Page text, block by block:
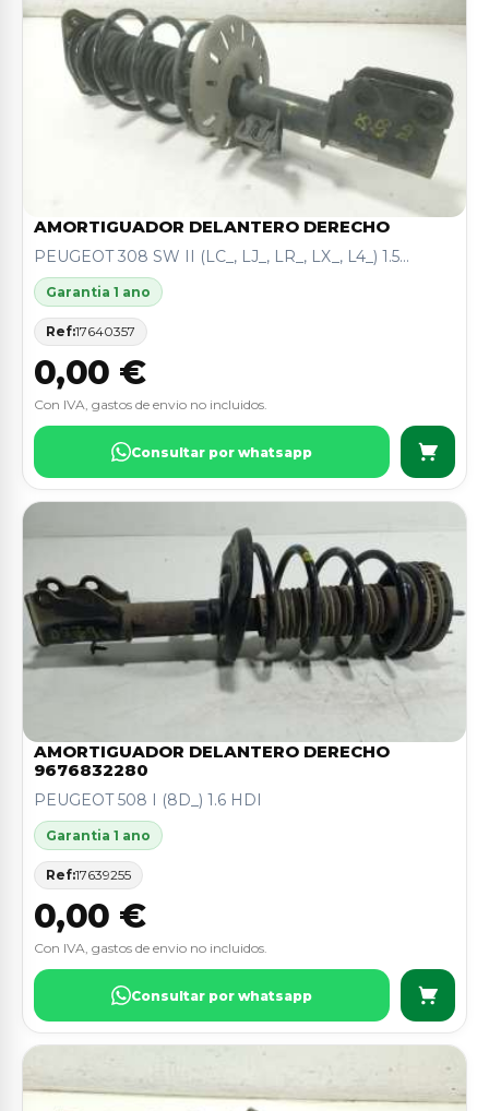
AMORTIGUADOR DELANTERO DERECHO
PEUGEOT 308 SW II (LC_, LJ_, LR_, LX_, L4_) 1.5...
Garantia 1 ano
Ref:17640357
0,00 €
Con IVA, gastos de envio no incluidos.
Consultar por whatsapp
AMORTIGUADOR DELANTERO DERECHO
9676832280
PEUGEOT 508 I (8D_) 1.6 HDI
Garantia 1 ano
Ref:17639255
0,00 €
Con IVA, gastos de envio no incluidos.
Consultar por whatsapp